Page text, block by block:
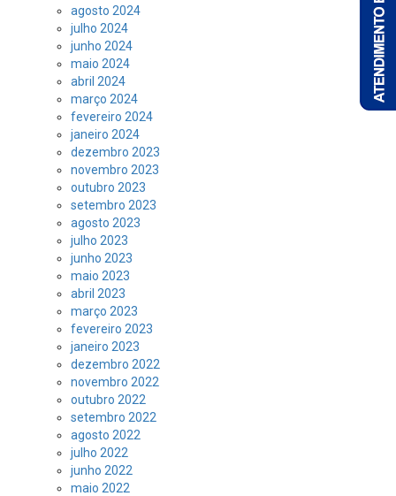
agosto 2024
julho 2024
junho 2024
maio 2024
abril 2024
março 2024
fevereiro 2024
janeiro 2024
dezembro 2023
novembro 2023
outubro 2023
setembro 2023
agosto 2023
julho 2023
junho 2023
maio 2023
abril 2023
março 2023
fevereiro 2023
janeiro 2023
dezembro 2022
novembro 2022
outubro 2022
setembro 2022
agosto 2022
julho 2022
junho 2022
maio 2022